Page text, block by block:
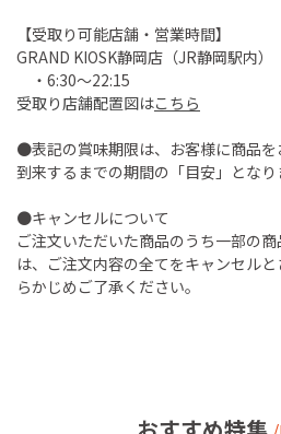
【受取り可能店舗・営業時間】
GRAND KIOSK静岡店（JR静岡駅内）
・6:30～22:15
受取り店舗配置図はこちら
●表記の賞味期限は、お客様に商品
到来するまでの期間の「目安」となり
●キャンセルについて
ご注文いただいた商品のうち一部の
は、ご注文内容の全てをキャンセル
らかじめご了承ください。